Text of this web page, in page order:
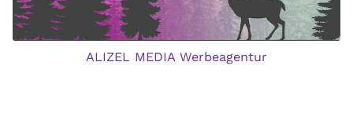
ALIZEL MEDIA Werbeagentur